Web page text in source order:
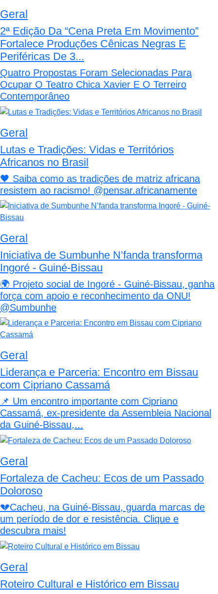
Geral
2ª Edição Da “Cena Preta Em Movimento”
Fortalece Produções Cênicas Negras E
Periféricas De 3...
Quatro Propostas Foram Selecionadas Para
Ocupar O Teatro Chica Xavier E O Terreiro
Contemporâneo
Geral
Lutas e Tradições: Vidas e Territórios
Africanos no Brasil
🖤 Saiba como as tradições de matriz africana
resistem ao racismo! @pensar.africanamente
Geral
Iniciativa de Sumbunhe N’fanda transforma
Ingoré - Guiné-Bissau
🌍 Projeto social de Ingoré - Guiné-Bissau, ganha
força com apoio e reconhecimento da ONU!
@Sumbunhe
Geral
Liderança e Parceria: Encontro em Bissau
com Cipriano Cassamá
📌 Um encontro importante com Cipriano
Cassamá, ex-presidente da Assembleia Nacional
da Guiné-Bissau,...
Geral
Fortaleza de Cacheu: Ecos de um Passado
Doloroso
💔Cacheu, na Guiné-Bissau, guarda marcas de
um período de dor e resistência. Clique e
descubra mais!
Geral
Roteiro Cultural e Histórico em Bissau